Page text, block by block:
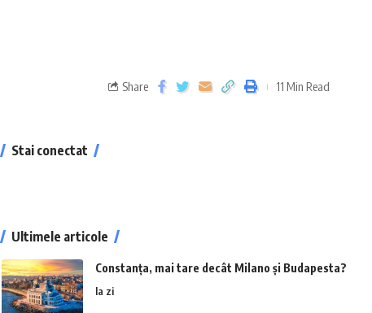
Share 11 Min Read
Stai conectat
Ultimele articole
Constanța, mai tare decât Milano și Budapesta?
la zi